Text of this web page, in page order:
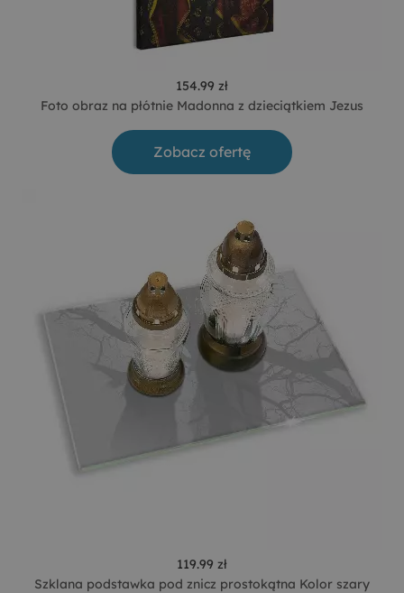
154.99 zł
Foto obraz na płótnie Madonna z dzieciątkiem Jezus
Zobacz ofertę
119.99 zł
Szklana podstawka pod znicz prostokątna Kolor szary